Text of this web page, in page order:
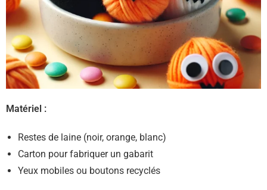
Matériel :
Restes de laine (noir, orange, blanc)
Carton pour fabriquer un gabarit
Yeux mobiles ou boutons recyclés